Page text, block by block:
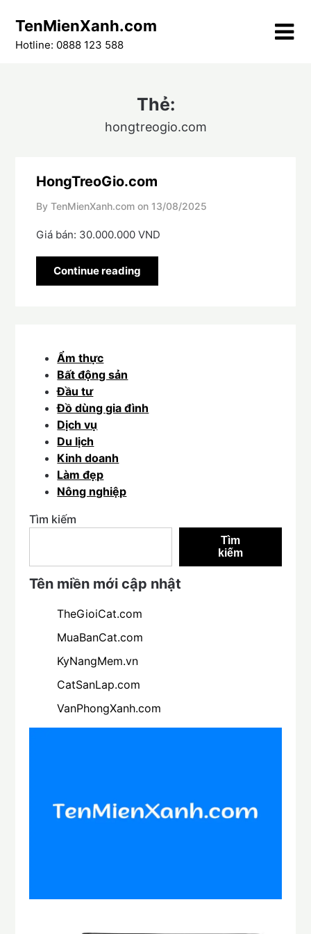
content
TenMienXanh.com
Hotline: 0888 123 588
Thẻ:
hongtreogio.com
HongTreoGio.com
By TenMienXanh.com on 13/08/2025
Giá bán: 30.000.000 VND
Continue reading
Ẩm thực
Bất động sản
Đầu tư
Đồ dùng gia đình
Dịch vụ
Du lịch
Kinh doanh
Làm đẹp
Nông nghiệp
Tìm kiếm
Tìm
kiếm
Tên miền mới cập nhật
TheGioiCat.com
MuaBanCat.com
KyNangMem.vn
CatSanLap.com
VanPhongXanh.com